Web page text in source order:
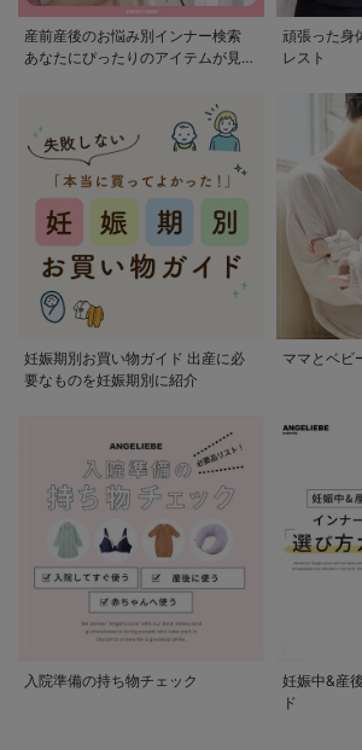
産前産後のお悩み別インナー検索
あなたにぴったりのアイテムが見つ
頑張った身
レスト
妊娠期別お買い物ガイド 出産に必
要なものを妊娠期別に紹介
ママとベビ
入院準備の持ち物チェック
妊娠中&産
ド